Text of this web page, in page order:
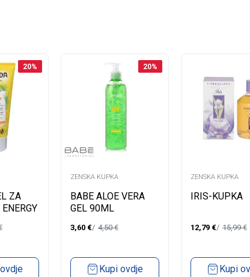
20%
ZA
20%
ZENSKA KUPKA
BABE ALOE VERA
GEL 90ML
3,60 € 4,50€
Kupi ovdje
ZENSKA KUPKA
IRIS-KUPKA
12,79 € 15,99€
Kupi